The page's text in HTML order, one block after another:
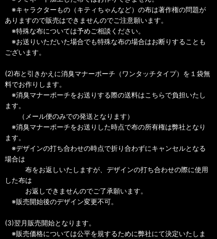
※キャラクターもの（キティちゃんなど）の布は著作権の問題が
ありますので販売はできませんのでご注意願います。
※特殊な布については予めご相談ください。
※お送りいただいた場合でも特殊な布の場合はお断りすることも
ございます。
(2)布と引きかえに消臭マナーポーチ（ワンタッチタイプ）を１袋無
料でお作りします。
※消臭マナーポーチをお送りする際の送料はこちらで負担いたし
ます。
（メール便のみでの発送となります）
※消臭マナーポーチをお送りした時点で布の所有権は弊社となり
ます。
※デザインの打ち合わせの時点で折り合わずにキャンセルとなる
場合は
布をお返しいたしますが、デザインの打ち合わせの際に使用
した布は
お返しできませんのでご了承願います。
※販売開始後のデザイン変更不可。
(3)翌月販売開始となります。
※販売価格については公平を規するために弊社にて決定いたしま